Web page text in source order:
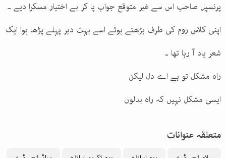
پرنسپل صاحب اس سے غیر متوقع جواب پا کر بے اختیار مسکرا دیے ۔
اپنی کلاس روم کی طرف بڑھتے ہوئے اسے بہت دیر پہلے پڑھا ہوا ایک
شعر یاد آ رہا تھا ۔
راہ مشکل تو ہے اے دل لیکن
ایسی مشکل نہیں کہ راہ بدلوں
متعلقہ عنوانات